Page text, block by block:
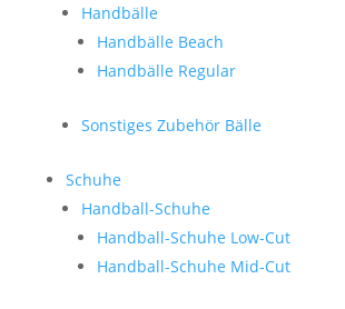
Handbälle
Handbälle Beach
Handbälle Regular
Sonstiges Zubehör Bälle
Schuhe
Handball-Schuhe
Handball-Schuhe Low-Cut
Handball-Schuhe Mid-Cut